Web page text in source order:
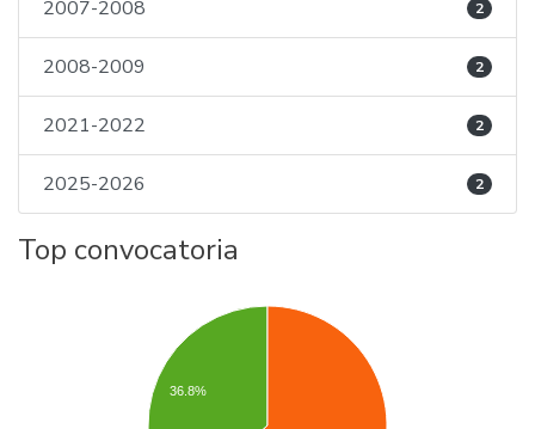
2007-2008 2
2008-2009 2
2021-2022 2
2025-2026 2
Top convocatoria
36.8%